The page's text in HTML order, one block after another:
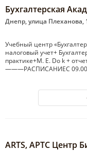
Бухгалтерская
Днепр, улица Плеханова,
Учебный центр
налоговый учет+
практике+M. E. Do k +
———РАСПИСАНИЕС 09.00
ARTS, АРТС Центр